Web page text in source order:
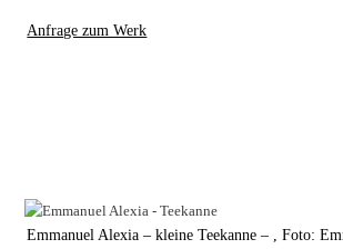
Anfrage zum Werk
Emmanuel Alexia – kleine Teekanne – , Foto: